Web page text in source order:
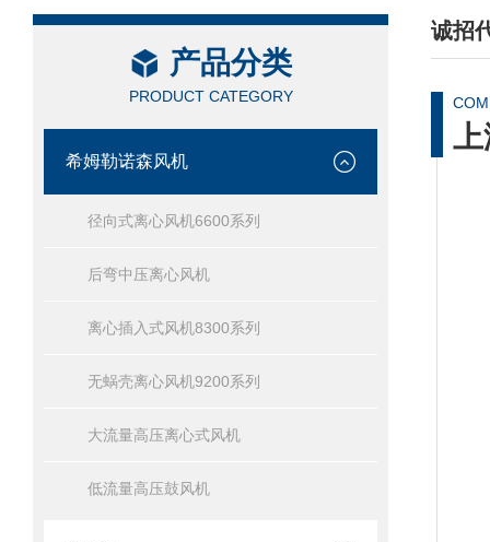
产品分类
PRODUCT CATEGORY
希姆勒诺森风机
径向式离心风机6600系列
后弯中压离心风机
离心插入式风机8300系列
无蜗壳离心风机9200系列
大流量高压离心式风机
低流量高压鼓风机
诚招
/
上